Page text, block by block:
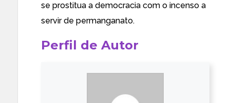
se prostitua a democracia com o incenso a
servir de permanganato.
Perfil de Autor